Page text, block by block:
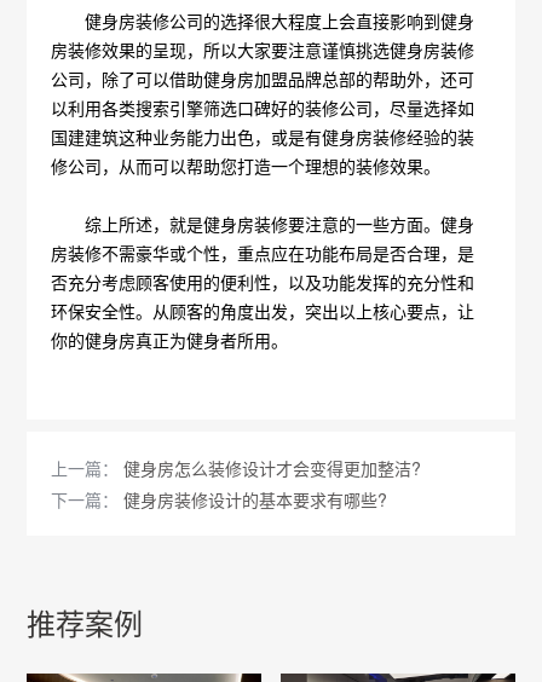
健身房装修公司的选择很大程度上会直接影响到健身
房装修效果的呈现，所以大家要注意谨慎挑选健身房装修
公司，除了可以借助健身房加盟品牌总部的帮助外，还可
以利用各类搜索引擎筛选口碑好的装修公司，尽量选择如
国建建筑这种业务能力出色，或是有健身房装修经验的装
修公司，从而可以帮助您打造一个理想的装修效果。
综上所述，就是健身房装修要注意的一些方面。健身
房装修不需豪华或个性，重点应在功能布局是否合理，是
否充分考虑顾客使用的便利性，以及功能发挥的充分性和
环保安全性。从顾客的角度出发，突出以上核心要点，让
你的健身房真正为健身者所用。
上一篇：健身房怎么装修设计才会变得更加整洁?
下一篇：健身房装修设计的基本要求有哪些?
推荐案例